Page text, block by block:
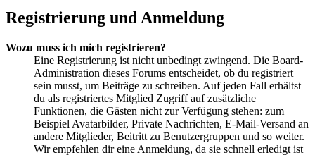
Registrierung und Anmeldung
Wozu muss ich mich registrieren?
Eine Registrierung ist nicht unbedingt zwingend. Die Board-
Administration dieses Forums entscheidet, ob du registriert
sein musst, um Beiträge zu schreiben. Auf jeden Fall erhältst
du als registriertes Mitglied Zugriff auf zusätzliche
Funktionen, die Gästen nicht zur Verfügung stehen: zum
Beispiel Avatarbilder, Private Nachrichten, E-Mail-Versand an
andere Mitglieder, Beitritt zu Benutzergruppen und so weiter.
Wir empfehlen dir eine Anmeldung, da sie schnell erledigt ist